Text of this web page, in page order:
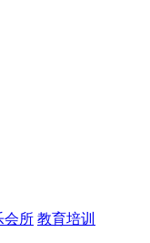
会所 教育培训